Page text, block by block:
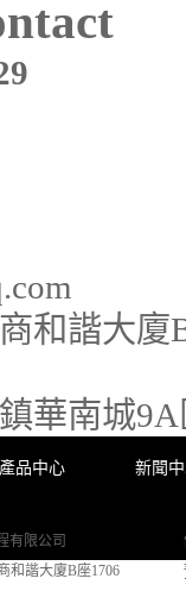
和諧大廈
鎮華南
產品中心 新聞
有限公司
和諧大廈B座1706